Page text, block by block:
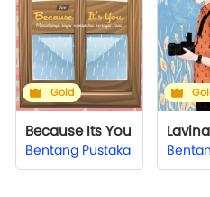
Gold
Because Its You
Bentang Pustaka
Lavina